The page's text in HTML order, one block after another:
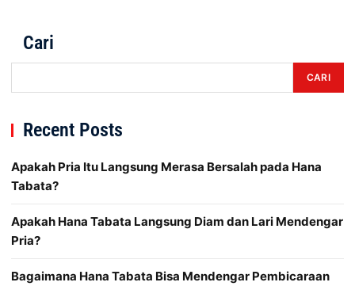
Cari
CARI
Recent Posts
Apakah Pria Itu Langsung Merasa Bersalah pada Hana
Tabata?
Apakah Hana Tabata Langsung Diam dan Lari Mendengar
Pria?
Bagaimana Hana Tabata Bisa Mendengar Pembicaraan